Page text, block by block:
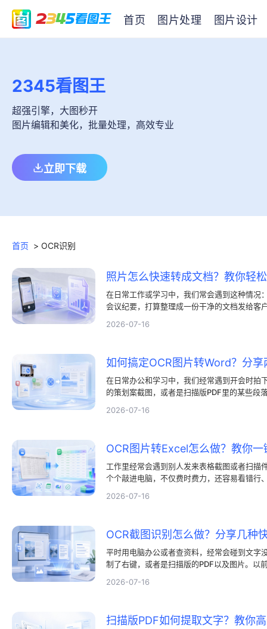
首页 图片处理 图片设计
2345看图王
超强引擎，大图秒开
图片编辑和美化，批量处理，高效专业
立即下载
首页 > OCR识别
照片怎么快速转成文档？教你轻
在日常工作或学习中，我们常会遇到这种情况
会议纪要，打算整理成一份干净的文档发给客
这些图片整合成一份PDF文档，并且让里面的
2026-07-16
在日常办公和学习中，我们经常遇到开会时拍
的策划案截图，或者是扫描版PDF里的某些段
图片转Word技术，可以直接将图片里的文字
2026-07-16
工作里经常会遇到别人发来表格截图或者扫描
个个敲进电脑，不仅费时费力，还容易看错行
繁琐的手工誊写。下面就为大家介绍几种高效
2026-07-16
平时用电脑办公或者查资料，经常会碰到文字
制了右键，或者是扫描版的PDF以及图片。以
家聊聊几种特别实用的OCR截图识别方法，帮
2026-07-16
扫描版PDF如何提取文字？教你